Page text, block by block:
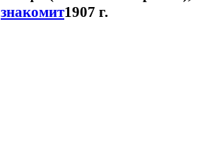
знакомит1907 г.